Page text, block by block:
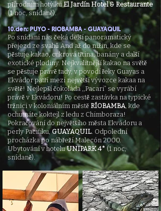
přírodním hotýlkuEl Jardín Hotel & Restaurante
(1 noc, snídaně).
10.den: PUYO - RIOBAMBA - GUAYAQUIL
Po snídani nás čeká delší panoramatický
přejezd ze svahů And až do nížin, kde se
pěstuje kakao, cukrová třtina, banány a další
exotické plodiny. Nejkvalitnější kakao na světě
se pěstuje právě tady, v povodí řeky Guayas a
Ekvádor patří mezi největší vývozce kakaa na
světě! Nejlepší čokoláda ,,Pacari” se vyrábí
právě v Ekvádoru! Po cestě zastávka na typické
tržnici v koloniálním městě RÍOBAMBA, kde
ochutnáte koktejl z ledu z Chimboraza!
Pokračování do největšího města Ekvádoru a
perly Pacifiku,GUAYAQUIL. Odpolední
procházka po nábřeží Malecón 2000.
Ubytování v hoteluUNIPARK 4* (1 noc,
snídaně).